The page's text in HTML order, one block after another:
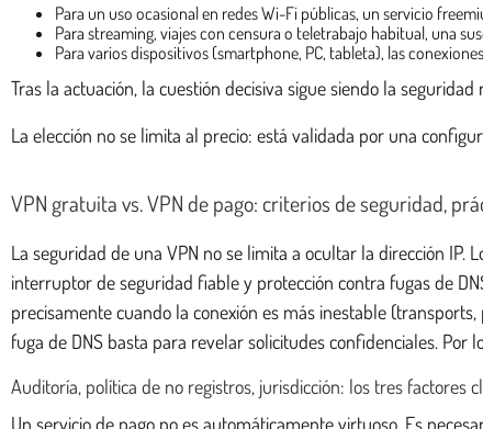
Para un uso ocasional en redes Wi-Fi públicas, un servicio
Para streaming, viajes con censura o teletrabajo habitual, una
Para varios dispositivos (smartphone, PC, tableta), las
Tras la actuación, la cuestión decisiva sigue siendo la
La elección no se limita al precio: está validada por una
VPN gratuita vs. VPN de pago: criterios de seguridad,
La seguridad de una VPN no se limita a ocultar la dirección IP.
interruptor de seguridad fiable y protección contra fugas de
precisamente cuando la conexión es más inestable
fuga de DNS basta para revelar solicitudes confidenciales. Por
Auditoría, política de no registros, jurisdicción: los tres factores
Un servicio de pago no es automáticamente virtuoso. Es